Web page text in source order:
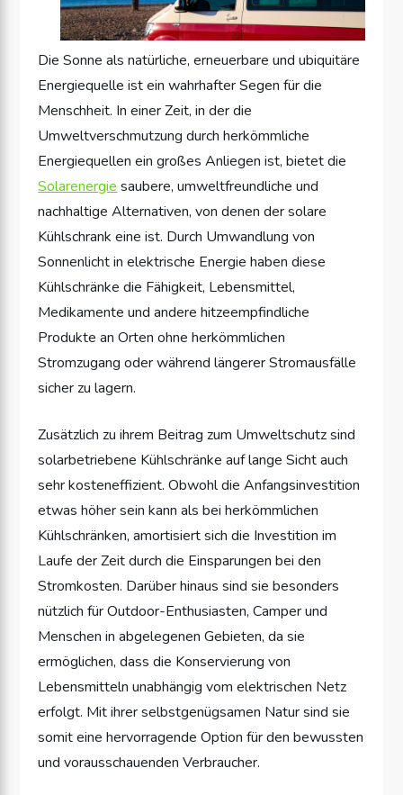
Die Sonne als natürliche, erneuerbare und ubiquitäre
Energiequelle ist ein wahrhafter Segen für die
Menschheit. In einer Zeit, in der die
Umweltverschmutzung durch herkömmliche
Energiequellen ein großes Anliegen ist, bietet die
Solarenergie saubere, umweltfreundliche und
nachhaltige Alternativen, von denen der solare
Kühlschrank eine ist. Durch Umwandlung von
Sonnenlicht in elektrische Energie haben diese
Kühlschränke die Fähigkeit, Lebensmittel,
Medikamente und andere hitzeempfindliche
Produkte an Orten ohne herkömmlichen
Stromzugang oder während längerer Stromausfälle
sicher zu lagern.
Zusätzlich zu ihrem Beitrag zum Umweltschutz sind
solarbetriebene Kühlschränke auf lange Sicht auch
sehr kosteneffizient. Obwohl die Anfangsinvestition
etwas höher sein kann als bei herkömmlichen
Kühlschränken, amortisiert sich die Investition im
Laufe der Zeit durch die Einsparungen bei den
Stromkosten. Darüber hinaus sind sie besonders
nützlich für Outdoor-Enthusiasten, Camper und
Menschen in abgelegenen Gebieten, da sie
ermöglichen, dass die Konservierung von
Lebensmitteln unabhängig vom elektrischen Netz
erfolgt. Mit ihrer selbstgenügsamen Natur sind sie
somit eine hervorragende Option für den bewussten
und vorausschauenden Verbraucher.